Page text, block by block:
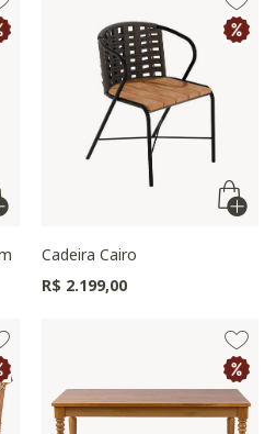
Cadeira Cairo
R$ 2.199,00